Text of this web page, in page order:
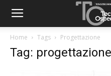
Home Tags Progettazione
Tag: progettazione